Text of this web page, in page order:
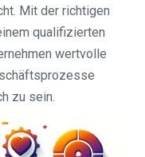
Mit der richtigen
qualifizierten
wertvolle
zu sein.